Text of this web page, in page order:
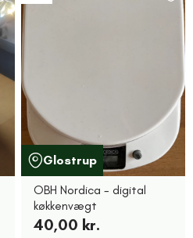
Glostrup
OBH Nordica - digital
køkkenvægt
40,00 kr.